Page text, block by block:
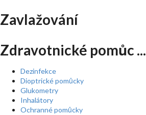
Zavlažování
Zdravotnické pomůc ...
Dezinfekce
Dioptrické pomůcky
Glukometry
Inhalátory
Ochranné pomůcky